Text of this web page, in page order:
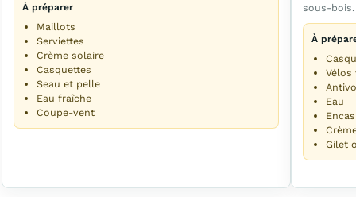
À préparer
Maillots
Serviettes
Crème solaire
Casquettes
Seau et pelle
Eau fraîche
Coupe-vent
sous-bois.
À
Vélos
Eau
Encas
Gilet